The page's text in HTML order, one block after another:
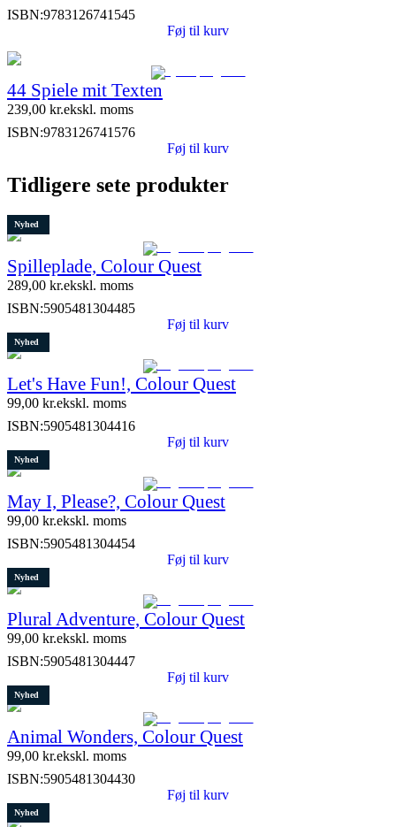
ISBN:9783126741545
Føj til kurv
44 Spiele mit Texten
239,00 kr.ekskl. moms
ISBN:9783126741576
Føj til kurv
Tidligere sete produkter
Nyhed
Spilleplade, Colour Quest
289,00 kr.ekskl. moms
ISBN:5905481304485
Føj til kurv
Nyhed
Let's Have Fun!, Colour Quest
99,00 kr.ekskl. moms
ISBN:5905481304416
Føj til kurv
Nyhed
May I, Please?, Colour Quest
99,00 kr.ekskl. moms
ISBN:5905481304454
Føj til kurv
Nyhed
Plural Adventure, Colour Quest
99,00 kr.ekskl. moms
ISBN:5905481304447
Føj til kurv
Nyhed
Animal Wonders, Colour Quest
99,00 kr.ekskl. moms
ISBN:5905481304430
Føj til kurv
Nyhed